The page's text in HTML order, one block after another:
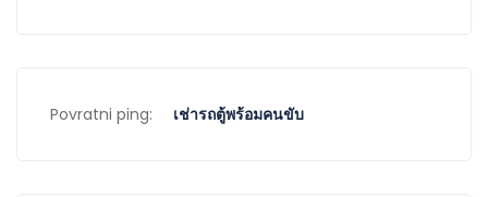
Povratni ping: เช่ารถตู้พร้อมคนขับ